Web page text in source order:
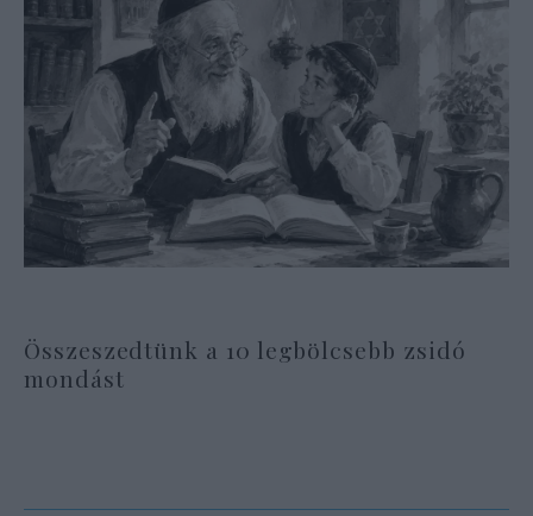
Összeszedtünk a 10 legbölcsebb zsidó
mondást